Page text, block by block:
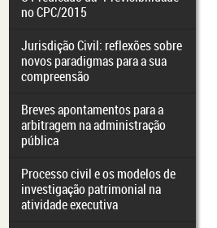
no CPC/2015
Jurisdição Civil: reflexões sobre
novos paradigmas para a sua
compreensão
Breves apontamentos para a
arbitragem na administração
pública
Processo civil e os modelos de
investigação patrimonial na
atividade executiva